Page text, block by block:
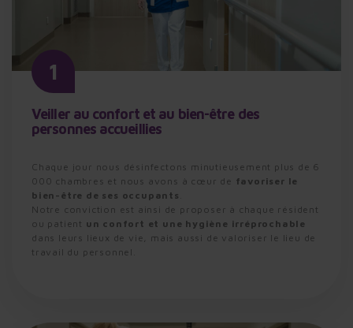
1
Veiller au confort et au bien-être des
personnes accueillies
Chaque jour nous désinfectons minutieusement plus de 6
000 chambres et nous avons à cœur de favoriser le
bien-être de ses occupants
Notre conviction est ainsi de proposer à chaque résident
ou patient un confort et une hygiène irréprochable
dans leurs lieux de vie, mais aussi de valoriser le lieu de
travail du personnel.